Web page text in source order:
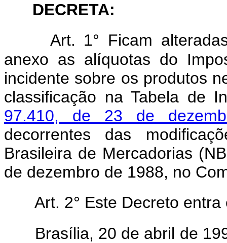
DECRETA:
Art. 1° Ficam
anexo as alíquotas do
incidente sobre os produtos
classificação na Tabela de
97.410, de 23 de
decorrentes das
Brasileira de Mercadorias
de dezembro de 1988, no
Art. 2° Este Decreto
Brasília, 20 de abril de